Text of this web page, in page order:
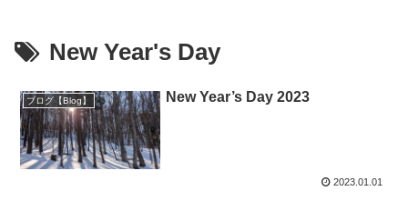
New Year's Day
ブログ【Blog】 New Year’s Day 2023
2023.01.01